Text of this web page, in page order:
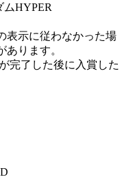
HYPER
表示に従わなかった場
ります。
が完了した後に入賞した